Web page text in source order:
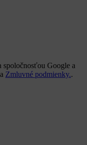
spoločnosťou Google a
a Zmluvné podmienky..